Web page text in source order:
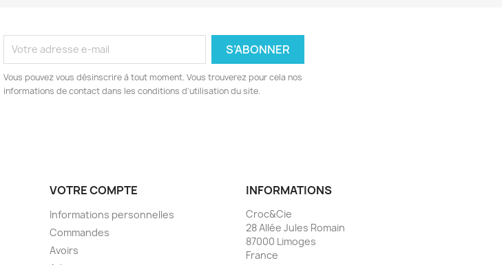
Vous pouvez vous désinscrire à tout moment. Vous trouverez pour cela nos
informations de contact dans les conditions d'utilisation du site.
VOTRE COMPTE
Informations personnelles
Commandes
Avoirs
INFORMATIONS
Croc&Cie
28 Allée Jules Romain
87000 Limoges
France